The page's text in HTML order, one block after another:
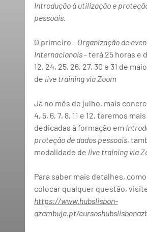
Introdução à utilização e
pessoais.
O primeiro - Organização de
Internacionais - terá 25 horas e
12, 24, 25, 26, 27, 30 e 31 de maio
de live training via Zoom
Já no mês de julho, mais
4, 5, 6, 7, 8, 11 e 12, teremos
dedicadas à formação em
proteção de dados pessoais,
modalidade de live training via
Para saber mais detalhes,
colocar qualquer questão, visite
https://www.hubslisbon-
azambuja.pt/